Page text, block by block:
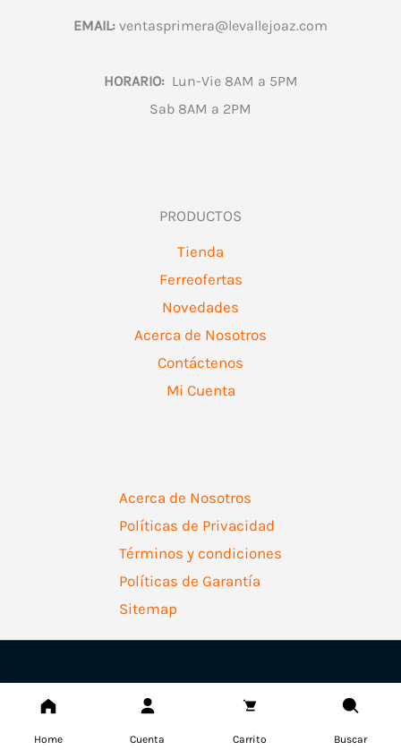
EMAIL: ventasprimera@levallejoaz.com
HORARIO:Lun-Vie 8AM a 5PM
Sab 8AM a 2PM
PRODUCTOS
Tienda
Ferreofertas
Novedades
Acerca de Nosotros
Contáctenos
Mi Cuenta
Acerca de Nosotros
Políticas de Privacidad
Términos y condiciones
Políticas de Garantía
Sitemap
Home Cuenta Carrito Buscar